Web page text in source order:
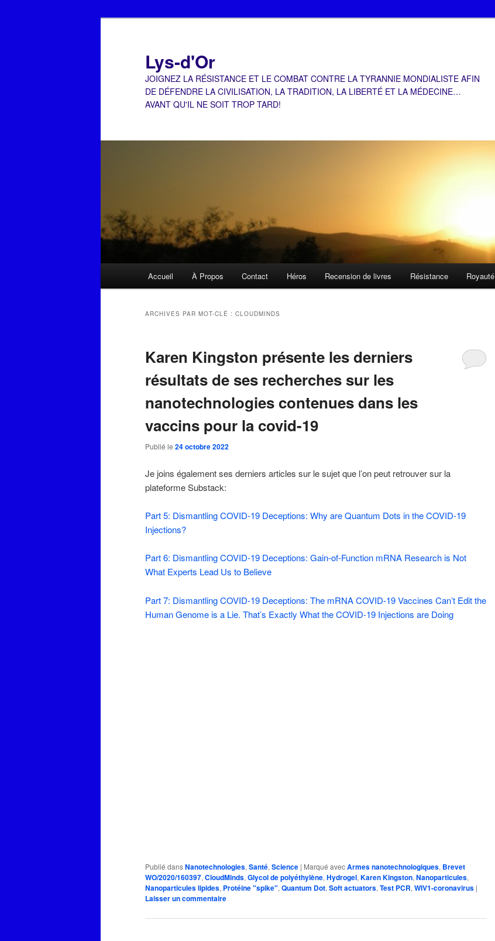
Lys-d'Or
JOIGNEZ LA RÉSISTANCE ET LE COMBAT CONTRE LA TYRANNIE MONDIALISTE AFIN
DE DÉFENDRE LA CIVILISATION, LA TRADITION, LA LIBERTÉ ET LA MÉDECINE…
AVANT QU'IL NE SOIT TROP TARD!
Accueil À Propos Contact Héros Recension de livres Résistance Royauté
ARCHIVES PAR MOT-CLÉ : CLOUDMINDS
Karen Kingston présente les derniers
résultats de ses recherches sur les
nanotechnologies contenues dans les
vaccins pour la covid-19
Publié le 24 octobre 2022
Je joins également ses derniers articles sur le sujet que l’on peut retrouver sur la
plateforme Substack:
Part 5: Dismantling COVID-19 Deceptions: Why are Quantum Dots in the COVID-19
Injections?
Part 6: Dismantling COVID-19 Deceptions: Gain-of-Function mRNA Research is Not
What Experts Lead Us to Believe
Part 7: Dismantling COVID-19 Deceptions: The mRNA COVID-19 Vaccines Can’t Edit the
Human Genome is a Lie. That’s Exactly What the COVID-19 Injections are Doing
Publié dansNanotechnologies,Santé,Science | Marqué avecArmes nanotechnologiques, Brevet
WO/2020/160397,CloudMinds,Glycol de polyéthylène,Hydrogel,Karen Kingston,Nanoparticules,
Nanoparticules lipides, Protéine "spike",Quantum Dot,Soft actuators,Test PCR,WIV1-coronavirus |
Laisser un commentaire